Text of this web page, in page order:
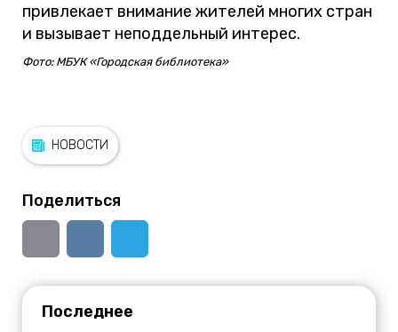
привлекает внимание жителей многих стран
и вызывает неподдельный интерес.
Фото: МБУК «Городская библиотека»
НОВОСТИ
Поделиться
Последнее